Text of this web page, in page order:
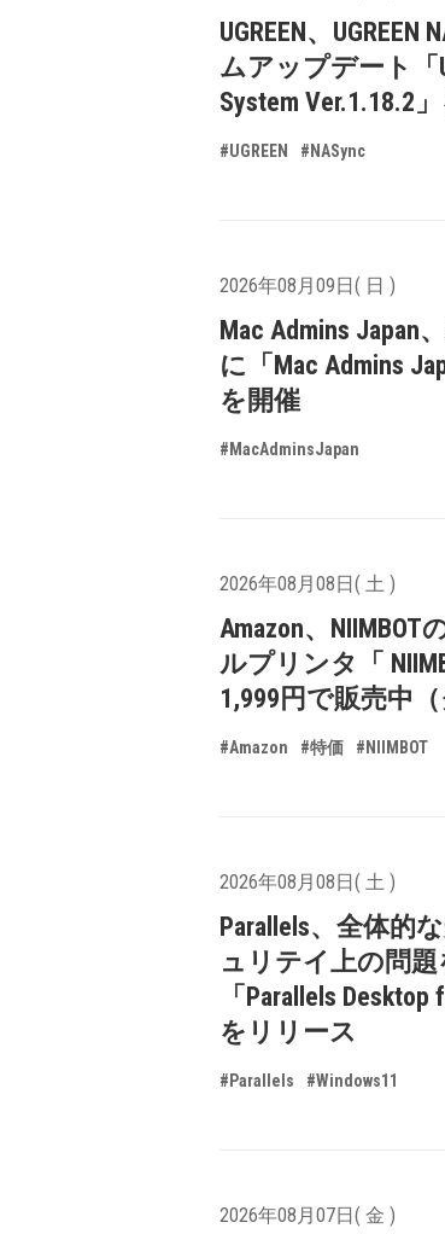
UGREEN、
ムアップデート「
System Ver.1.18.2
#UGREEN #NASync
2026年08月09日( 日 )
Mac Admins Japan
に「Mac Admins
を開催
#MacAdminsJapan
2026年08月08日( 土 )
Amazon、
ルプリンタ「
1,999円で販売中
#Amazon #特価 #NIIMBOT
2026年08月08日( 土 )
Parallels、全体的
ュリテイ上の問題
「Parallels Desktop
をリリース
#Parallels #Windows11
2026年08月07日( 金 )